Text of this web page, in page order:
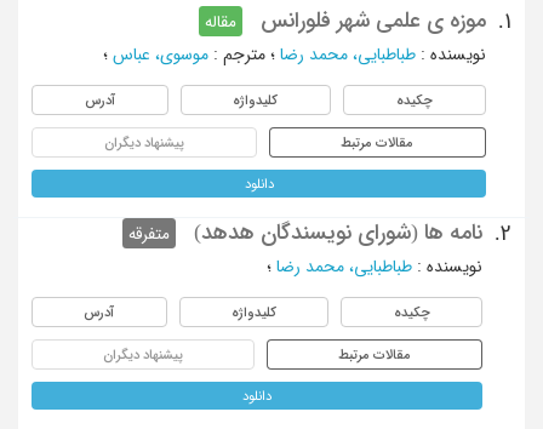
1. موزه ی علمی شهر فلورانس
مقاله
نویسنده : طباطبایی، محمد رضا ؛ مترجم : موسوی، عباس ؛
چکیده کلیدواژه آدرس
مقالات مرتبط پیشنهاد دیگران
دانلود
2. نامه ها (شورای نویسندگان هدهد)
متفرقه
نویسنده : طباطبایی، محمد رضا ؛
چکیده کلیدواژه آدرس
مقالات مرتبط پیشنهاد دیگران
دانلود